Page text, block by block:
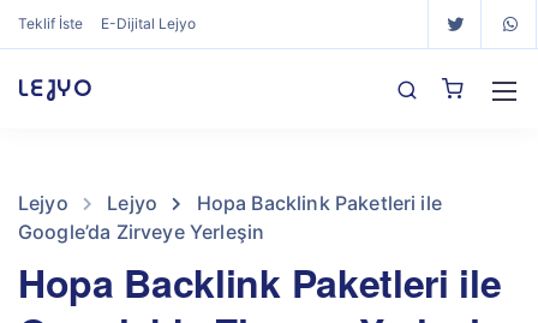
Teklif İste E-Dijital Lejyo
LEJYO
Lejyo Lejyo
Hopa Backlink Paketleri ile
Google’da Zirveye Yerleşin
Hopa Backlink Paketleri ile